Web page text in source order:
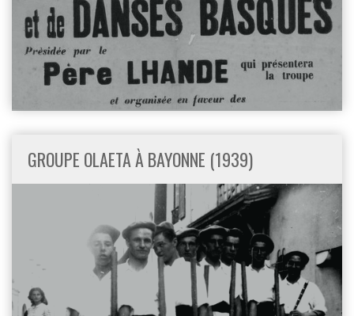
GROUPE OLAETA À BAYONNE (1939)